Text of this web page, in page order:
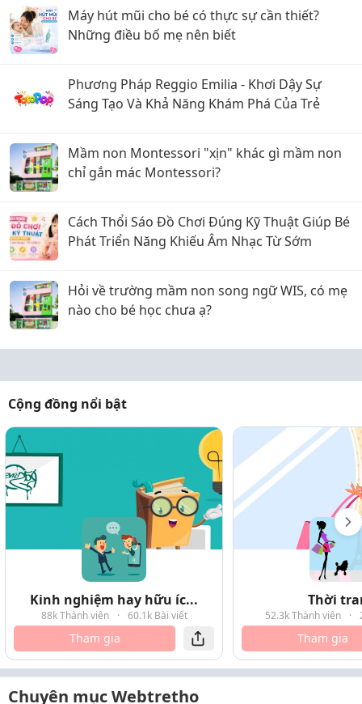
Máy hút mũi cho bé có thực sự cần thiết?
Những điều bố mẹ nên biết
Phương Pháp Reggio Emilia - Khơi Dậy Sự
Sáng Tạo Và Khả Năng Khám Phá Của Trẻ
Mầm non Montessori "xịn" khác gì mầm non
chỉ gắn mác Montessori?
Cách Thổi Sáo Đồ Chơi Đúng Kỹ Thuật Giúp Bé
Phát Triển Năng Khiếu Âm Nhạc Từ Sớm
Hỏi về trường mầm non song ngữ WIS, có mẹ
nào cho bé học chưa ạ?
Cộng đồng nổi bật
Kinh nghiệm hay hữu íc...
88k Thành viên · 60.1k Bài viết
Tham gia
Thời
52.3k Thành viên ·
Tham gia
Chuyên mục Webtretho